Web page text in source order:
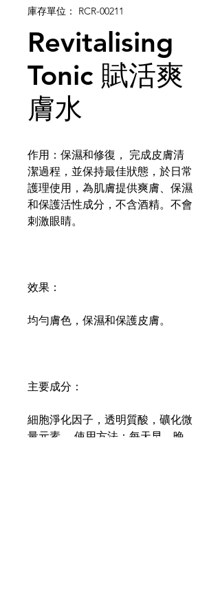
庫存單位： RCR-00211
Revitalising
Tonic 賦活爽
膚水
作用：保濕和修復， 完成皮膚清
潔過程，並保持最佳狀態，於日常
護理使用，為肌膚提供爽膚、保濕
和保護活性成分，不含酒精。不會
刺激眼睛。
效果：
均勻膚色，保濕和保護皮膚。
主要成分：
細胞淨化因子，透明質酸，礦化微
量元素。 使用方法：每天早、晚